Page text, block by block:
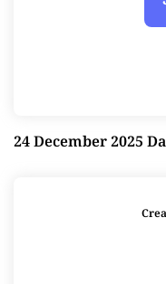
24 December 2025